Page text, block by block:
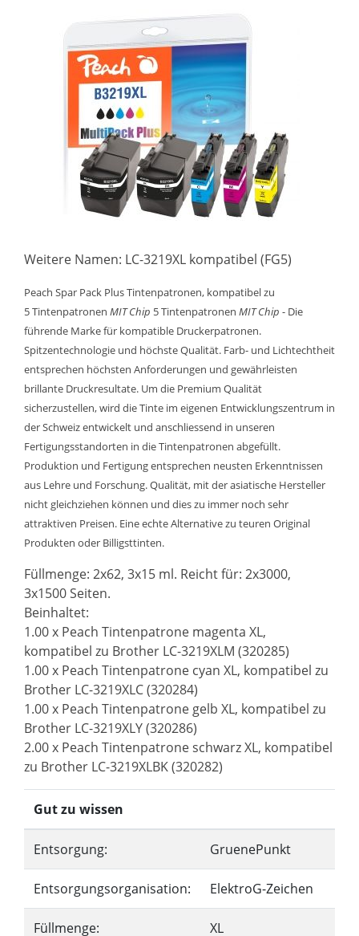
Weitere Namen: LC-3219XL kompatibel (FG5)
Peach Spar Pack Plus Tintenpatronen, kompatibel zu
5 Tintenpatronen MIT Chip 5 Tintenpatronen MIT Chip - Die
führende Marke für kompatible Druckerpatronen.
Spitzentechnologie und höchste Qualität. Farb- und Lichtechtheit
entsprechen höchsten Anforderungen und gewährleisten
brillante Druckresultate. Um die Premium Qualität
sicherzustellen, wird die Tinte im eigenen Entwicklungszentrum in
der Schweiz entwickelt und anschliessend in unseren
Fertigungsstandorten in die Tintenpatronen abgefüllt.
Produktion und Fertigung entsprechen neusten Erkenntnissen
aus Lehre und Forschung. Qualität, mit der asiatische Hersteller
nicht gleichziehen können und dies zu immer noch sehr
attraktiven Preisen. Eine echte Alternative zu teuren Original
Produkten oder Billigsttinten.
Füllmenge: 2x62, 3x15 ml. Reicht für: 2x3000,
3x1500 Seiten.
Beinhaltet:
1.00 x Peach Tintenpatrone magenta XL,
kompatibel zu Brother LC-3219XLM (320285)
1.00 x Peach Tintenpatrone cyan XL, kompatibel zu
Brother LC-3219XLC (320284)
1.00 x Peach Tintenpatrone gelb XL, kompatibel zu
Brother LC-3219XLY (320286)
2.00 x Peach Tintenpatrone schwarz XL, kompatibel
zu Brother LC-3219XLBK (320282)
Gut zu wissen
Entsorgung: GruenePunkt
Entsorgungsorganisation: ElektroG-Zeichen
Füllmenge: XL